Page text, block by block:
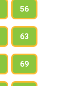
56
63
69